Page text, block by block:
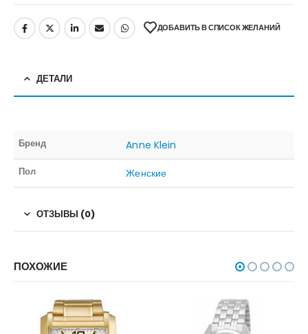
ДОБАВИТЬ В СПИСОК ЖЕЛАНИЙ
ДЕТАЛИ
Бренд Anne Klein
Пол Женские
ОТЗЫВЫ (0)
ПОХОЖИЕ
НЕТ В НАЛИЧИИ